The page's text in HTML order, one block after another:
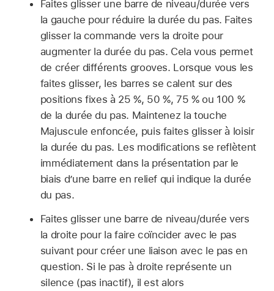
Faites glisser une barre de niveau/durée vers
la gauche pour réduire la durée du pas. Faites
glisser la commande vers la droite pour
augmenter la durée du pas. Cela vous permet
de créer différents grooves. Lorsque vous les
faites glisser, les barres se calent sur des
positions fixes à 25 %, 50 %, 75 % ou 100 %
de la durée du pas. Maintenez la touche
Majuscule enfoncée, puis faites glisser à loisir
la durée du pas. Les modifications se reflètent
immédiatement dans la présentation par le
biais d’une barre en relief qui indique la durée
du pas.
Faites glisser une barre de niveau/durée vers
la droite pour la faire coïncider avec le pas
suivant pour créer une liaison avec le pas en
question. Si le pas à droite représente un
silence (pas inactif), il est alors